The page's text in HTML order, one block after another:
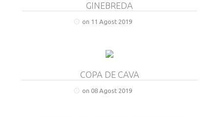
GINEBREDA
on 11 Agost 2019
COPA DE CAVA
on 08 Agost 2019